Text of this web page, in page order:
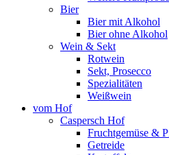
Bier
Bier mit Alkohol
Bier ohne Alkohol
Wein & Sekt
Rotwein
Sekt, Prosecco
Spezialitäten
Weißwein
vom Hof
Caspersch Hof
Fruchtgemüse &
Getreide